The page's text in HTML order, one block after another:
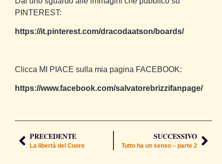
PINTEREST:
https://it.pinterest.com/dracodaatson/boards/
Clicca MI PIACE sulla mia pagina FACEBOOK:
https://www.facebook.com/salvatorebrizzifanpage/
PRECEDENTE
La libertà del Cuore
SUCCESSIVO
Tutto ha un senso – parte 2